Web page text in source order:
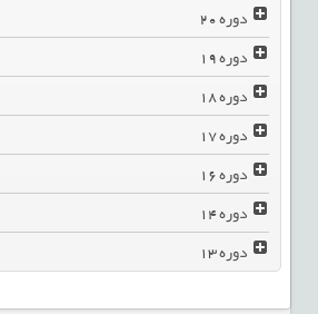
دوره20
دوره19
دوره18
دوره17
دوره16
دوره14
دوره13